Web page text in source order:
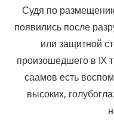
Судя по
появились после
или защитной
произошедшего в IX
саамов есть
высоких,